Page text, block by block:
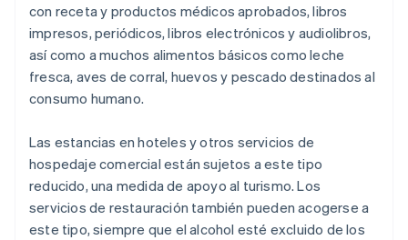
con receta y productos médicos aprobados, libros
impresos, periódicos, libros electrónicos y audiolibros,
así como a muchos alimentos básicos como leche
fresca, aves de corral, huevos y pescado destinados al
consumo humano.
Las estancias en hoteles y otros servicios de
hospedaje comercial están sujetos a este tipo
reducido, una medida de apoyo al turismo. Los
servicios de restauración también pueden acogerse a
este tipo, siempre que el alcohol esté excluido de los